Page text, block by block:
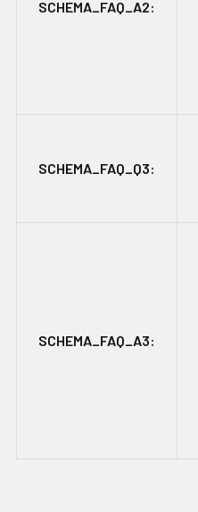
SCHEMA_FAQ_A2:
SCHEMA_FAQ_Q3:
SCHEMA_FAQ_A3: